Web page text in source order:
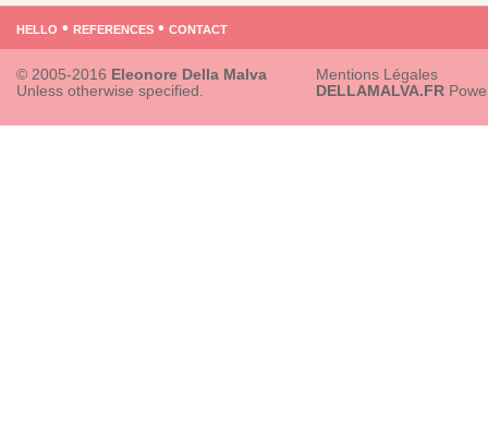
hello • references • contact
© 2005-2016 Eleonore Della Malva
Unless otherwise specified.
Mentions Légales
DELLAMALVA.FR